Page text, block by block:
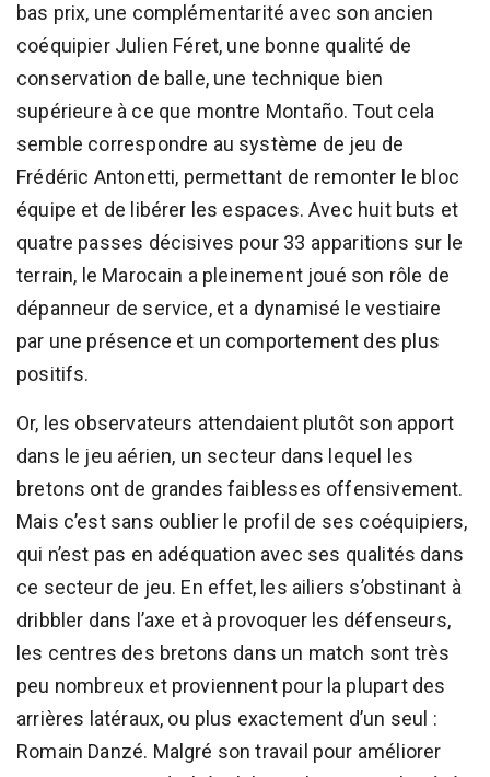
bas prix, une complémentarité avec son ancien
coéquipier Julien Féret, une bonne qualité de
conservation de balle, une technique bien
supérieure à ce que montre Montaño. Tout cela
semble correspondre au système de jeu de
Frédéric Antonetti, permettant de remonter le bloc
équipe et de libérer les espaces. Avec huit buts et
quatre passes décisives pour 33 apparitions sur le
terrain, le Marocain a pleinement joué son rôle de
dépanneur de service, et a dynamisé le vestiaire
par une présence et un comportement des plus
positifs.
Or, les observateurs attendaient plutôt son apport
dans le jeu aérien, un secteur dans lequel les
bretons ont de grandes faiblesses offensivement.
Mais c’est sans oublier le profil de ses coéquipiers,
qui n’est pas en adéquation avec ses qualités dans
ce secteur de jeu. En effet, les ailiers s’obstinant à
dribbler dans l’axe et à provoquer les défenseurs,
les centres des bretons dans un match sont très
peu nombreux et proviennent pour la plupart des
arrières latéraux, ou plus exactement d’un seul :
Romain Danzé. Malgré son travail pour améliorer